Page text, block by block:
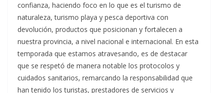
confianza, haciendo foco en lo que es el turismo de
naturaleza, turismo playa y pesca deportiva con
devolución, productos que posicionan y fortalecen a
nuestra provincia, a nivel nacional e internacional. En esta
temporada que estamos atravesando, es de destacar
que se respetó de manera notable los protocolos y
cuidados sanitarios, remarcando la responsabilidad que
han tenido los turistas, prestadores de servicios y